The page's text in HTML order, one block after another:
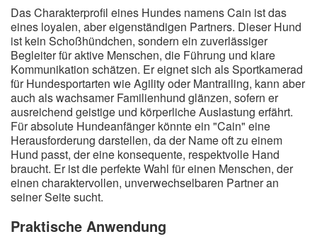
Das Charakterprofil eines Hundes namens Cain ist das
eines loyalen, aber eigenständigen Partners. Dieser Hund
ist kein Schoßhündchen, sondern ein zuverlässiger
Begleiter für aktive Menschen, die Führung und klare
Kommunikation schätzen. Er eignet sich als Sportkamerad
für Hundesportarten wie Agility oder Mantrailing, kann aber
auch als wachsamer Familienhund glänzen, sofern er
ausreichend geistige und körperliche Auslastung erfährt.
Für absolute Hundeanfänger könnte ein "Cain" eine
Herausforderung darstellen, da der Name oft zu einem
Hund passt, der eine konsequente, respektvolle Hand
braucht. Er ist die perfekte Wahl für einen Menschen, der
einen charaktervollen, unverwechselbaren Partner an
seiner Seite sucht.
Praktische Anwendung